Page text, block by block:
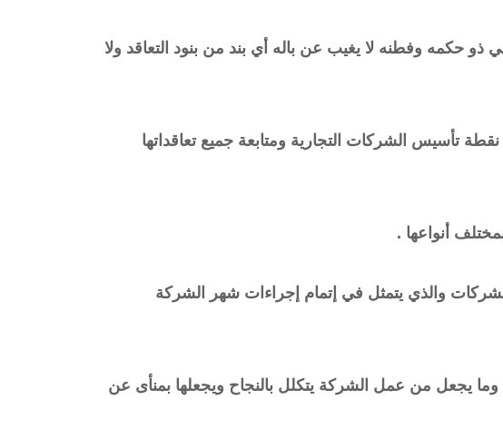
ذو حكمه وفطنه لا يغيب عن باله أي بند من بنود التعاقد ولا
تأسيس الشركات التجارية ومتابعة جميع تعاقداتها
أنواعها .
والذي يتمثل في إتمام إجراءات شهر الشركة
وما يجعل من عمل الشركة يتكلل بالنجاح ويجعلها بمنأى عن